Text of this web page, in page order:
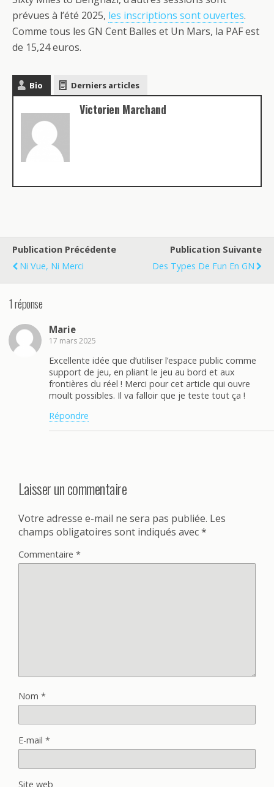
prévues à l’été 2025, les inscriptions sont ouvertes.
Comme tous les GN Cent Balles et Un Mars, la PAF est
de 15,24 euros.
Bio Derniers articles
Victorien Marchand
Publication Précédente
Ni Vue, Ni Merci
Publication Suivante
Des Types De Fun En GN
1 réponse
Marie
17 mars 2025
Excellente idée que d’utiliser l’espace public comme
support de jeu, en pliant le jeu au bord et aux
frontières du réel ! Merci pour cet article qui ouvre
moult possibles. Il va falloir que je teste tout ça !
Répondre
Laisser un commentaire
Votre adresse e-mail ne sera pas publiée. Les
champs obligatoires sont indiqués avec*
Commentaire *
Nom *
E-mail *
Site web